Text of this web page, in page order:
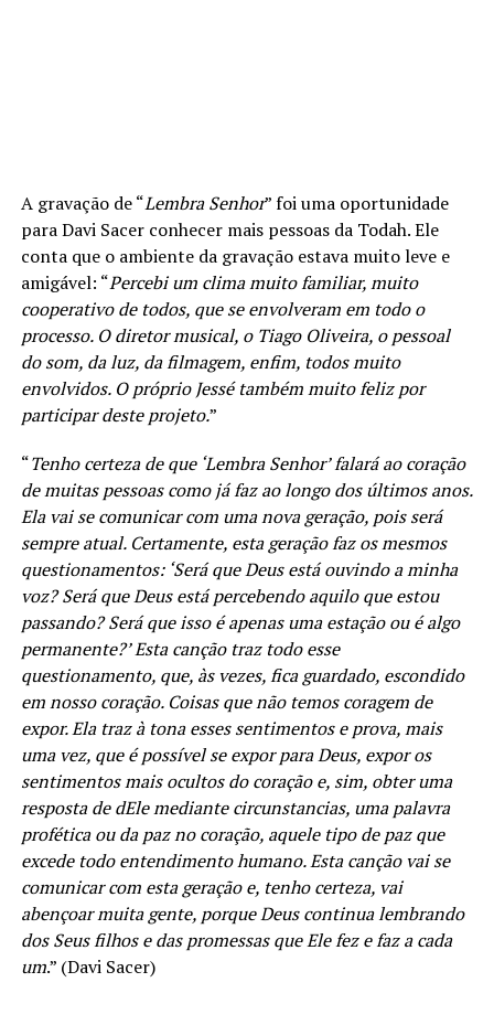
A gravação de “Lembra Senhor” foi uma oportunidade
para Davi Sacer conhecer mais pessoas da Todah. Ele
conta que o ambiente da gravação estava muito leve e
amigável: “Percebi um clima muito familiar, muito
cooperativo de todos, que se envolveram em todo o
processo. O diretor musical, o Tiago Oliveira, o pessoal
do som, da luz, da filmagem, enfim, todos muito
envolvidos. O próprio Jessé também muito feliz por
participar deste projeto.”
“Tenho certeza de que ‘Lembra Senhor’ falará ao coração
de muitas pessoas como já faz ao longo dos últimos anos.
Ela vai se comunicar com uma nova geração, pois será
sempre atual. Certamente, esta geração faz os mesmos
questionamentos: ‘Será que Deus está ouvindo a minha
voz? Será que Deus está percebendo aquilo que estou
passando? Será que isso é apenas uma estação ou é algo
permanente?’ Esta canção traz todo esse
questionamento, que, às vezes, fica guardado, escondido
em nosso coração. Coisas que não temos coragem de
expor. Ela traz à tona esses sentimentos e prova, mais
uma vez, que é possível se expor para Deus, expor os
sentimentos mais ocultos do coração e, sim, obter uma
resposta de dEle mediante circunstancias, uma palavra
profética ou da paz no coração, aquele tipo de paz que
excede todo entendimento humano. Esta canção vai se
comunicar com esta geração e, tenho certeza, vai
abençoar muita gente, porque Deus continua lembrando
dos Seus filhos e das promessas que Ele fez e faz a cada
um.” (Davi Sacer)